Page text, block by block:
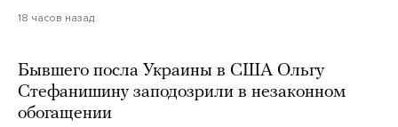
18 часов назад
Бывшего посла Украины в США Ольгу
Стефанишину заподозрили в незаконном
обогащении